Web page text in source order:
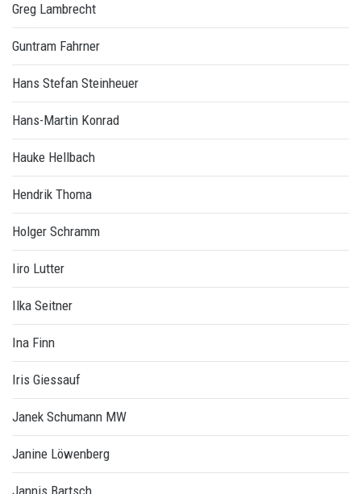
Greg Lambrecht
Guntram Fahrner
Hans Stefan Steinheuer
Hans-Martin Konrad
Hauke Hellbach
Hendrik Thoma
Holger Schramm
Iiro Lutter
Ilka Seitner
Ina Finn
Iris Giessauf
Janek Schumann MW
Janine Löwenberg